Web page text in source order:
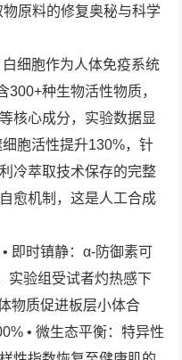
细胞作为人体免疫系统
种生物活性物质，
核心成分，实验数据显
胞活性提升130%，针
冷萃取技术保存的完整
愈机制，这是人工合成
即时镇静：α-防御素可
实验组受试者灼热感下
物质促进板层小体合
• 微生态平衡：特异性